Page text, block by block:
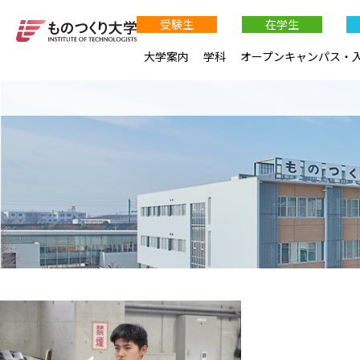
受験生
在学生
大学案内
学科 オープンキャンパス・